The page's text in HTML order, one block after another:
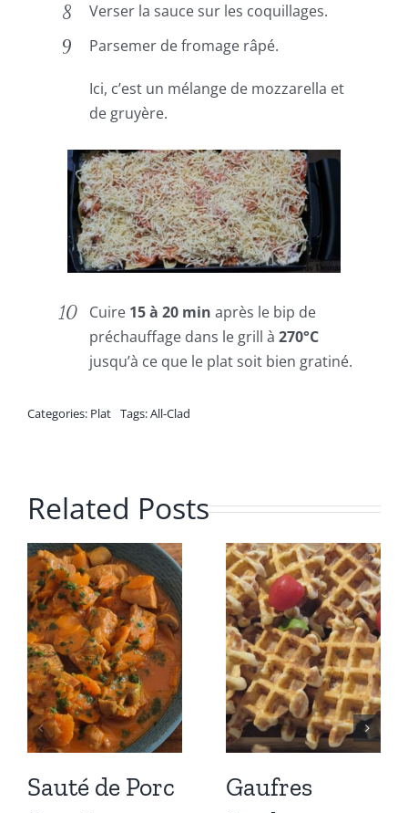
Verser la sauce sur les coquillages.
Parsemer de fromage râpé.
Ici, c’est un mélange de mozzarella et
de gruyère.
Cuire 15 à 20 min après le bip de
préchauffage dans le grill à270°C
jusqu’à ce que le plat soit bien gratiné.
Categories: Plat Tags:All-Clad
Related Posts
Sauté de Porc
Gaufres